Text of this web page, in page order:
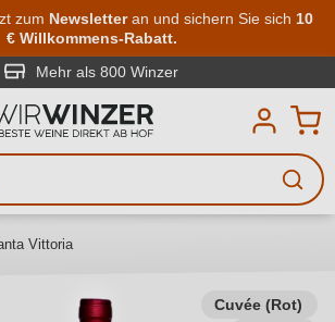
Zum Hauptinhalt springen
zum Newsletteran und sichern Sie sich 10
€ Willkommens-Rabatt.
Mehr als 800 Winzer
Vittoria
Cuvée (Rot)
3 Zeichen eingeben
Sie, welchen Wein
– ob nach Geschmack,